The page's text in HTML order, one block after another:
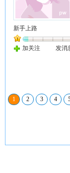
新手上路
加关注 发消
1 2 3 4